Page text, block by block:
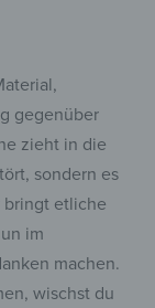
gegenüber
zieht in die
sondern es
bringt etliche
im
machen.
wischst du